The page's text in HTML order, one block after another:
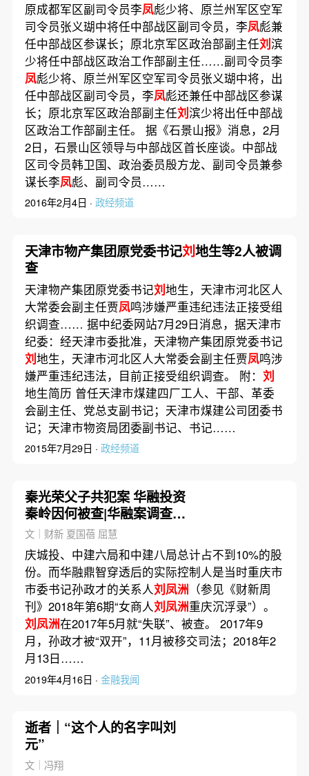
原成都军区副司令员李凤彪少将、原兰州军区空军
司令员张义瑚中将任中部战区副司令员，李凤彪兼
任中部战区参谋长；原北京军区政治部副主任刘滨
少将任中部战区政治工作部副主任……副司令员李
凤彪少将、原兰州军区空军司令员张义瑚中将，出
任中部战区副司令员，李凤彪还兼任中部战区参谋
长；原北京军区政治部副主任刘滨少将出任中部战
区政治工作部副主任。 据《石景山报》消息，2月
2日，石景山区领导与中部战区首长座谈。中部战
区司令员韩卫国、政治委员殷方龙、副司令员兼参
谋长李凤彪、副司令员……
2016年2月4日 · 政经频道
天津市物产集团原党委书记刘地生等2人被调
查
天津物产集团原党委书记刘地生，天津市河北区人
大常委会副主任贾凤鸣涉嫌严重违纪违法正接受组
织调查…… 据中纪委网站7月29日消息，据天津市
纪委：经天津市委批准，天津物产集团原党委书记
刘地生，天津市河北区人大常委会副主任贾凤鸣涉
嫌严重违纪违法，目前正接受组织调查。 附： 刘
地生简历 曾任天津市煤建四厂工人、干部、革委
会副主任、党总支副书记；天津市煤建公司团委书
记；天津市物资局团委副书记、书记……
2015年7月29日 · 政经频道
秦光荣父子共犯案 华融投资
秦岭因何被查|华融案调查之
十八（更新）
文｜财新 夏国蓓 屈慧
庆城投、中建六局和中建八局总计占不到10%的股
份。而华融鼎智穿透后的实际控制人是当时重庆市
市委书记孙政才的关系人刘凤洲 （参见《财新周
刊》2018年第6期“女商人刘凤洲重庆沉浮录”）。
刘凤洲在2017年5月就“失联”、被查。 2017年9
月，孙政才被“双开”，11月被移交司法；2018年2
月13日……
2019年4月16日 · 金融我闻
逝者｜“这个人的名字叫刘
元”
文｜冯翔